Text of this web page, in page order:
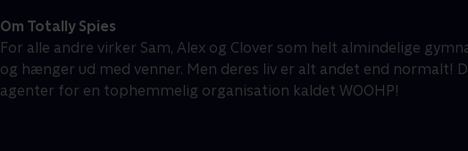
Om Totally Spies
For alle andre virker Sam, Alex og Clover som helt almindelige
og hænger ud med venner. Men deres liv er alt andet end normalt!
agenter for en tophemmelig organisation kaldet WOOHP!